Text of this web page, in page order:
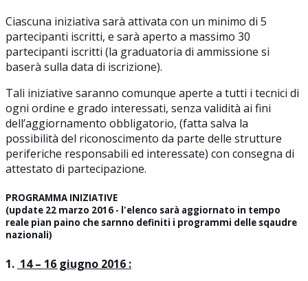
Ciascuna iniziativa sarà attivata con un minimo di 5
partecipanti iscritti, e sarà aperto a massimo 30
partecipanti iscritti (la graduatoria di ammissione si
baserà sulla data di iscrizione).
Tali iniziative saranno comunque aperte a tutti i tecnici di
ogni ordine e grado interessati, senza validità ai fini
dell’aggiornamento obbligatorio, (fatta salva la
possibilità del riconoscimento da parte delle strutture
periferiche responsabili ed interessate) con consegna di
attestato di partecipazione.
PROGRAMMA INIZIATIVE
(update 22 marzo 2016 - l'elenco sarà aggiornato in tempo
reale pian paino che sarnno definiti i programmi delle sqaudre
nazionali)
1. 14 – 16 giugno 2016 :